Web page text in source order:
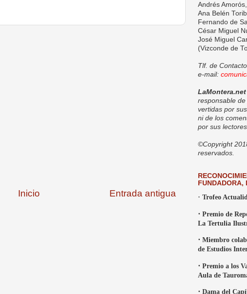
Entrada antigua
Inicio
Andrés
Ana Belén
Fernando de
César Miguel
José Miguel
(Vizconde de
Tlf. de
e-mail:
LaMontera.net
responsable
vertidas por
ni de los
por sus lectores.
©Copyright
reservados.
FUNDADORA,
· Trofeo
· Premio de
La Tertulia
· Miembro
de Estudios
· Premio a los
Aula de
· Dama del